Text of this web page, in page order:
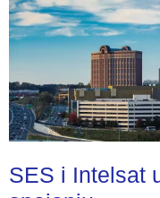
SES i Intelsat